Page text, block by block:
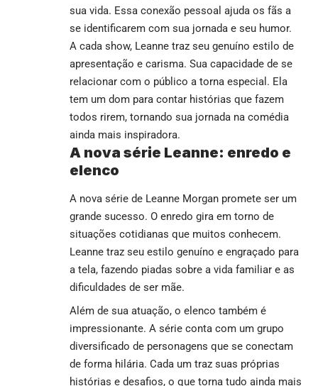
sua vida. Essa conexão pessoal ajuda os fãs a
se identificarem com sua jornada e seu humor.
A cada show, Leanne traz seu genuíno estilo de
apresentação e carisma. Sua capacidade de se
relacionar com o público a torna especial. Ela
tem um dom para contar histórias que fazem
todos rirem, tornando sua jornada na comédia
ainda mais inspiradora.
A nova série Leanne: enredo e
elenco
A nova série de Leanne Morgan promete ser um
grande sucesso. O enredo gira em torno de
situações cotidianas que muitos conhecem.
Leanne traz seu estilo genuíno e engraçado para
a tela, fazendo piadas sobre a vida familiar e as
dificuldades de ser mãe.
Além de sua atuação, o elenco também é
impressionante. A série conta com um grupo
diversificado de personagens que se conectam
de forma hilária. Cada um traz suas próprias
histórias e desafios, o que torna tudo ainda mais